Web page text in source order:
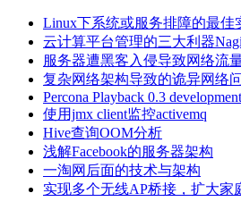
Linux下系统或服务排障的最佳
云计算平台管理的三大利器
服务器遭黑客入侵导致网络流
复杂网络架构导致的诡异网络
Percona Playback 0.3
使用jmx client监控activemq
Hive查询OOM分析
浅解Facebook的服务器架构
一淘网后面的技术与架构
实现多个无线AP桥接，扩大家